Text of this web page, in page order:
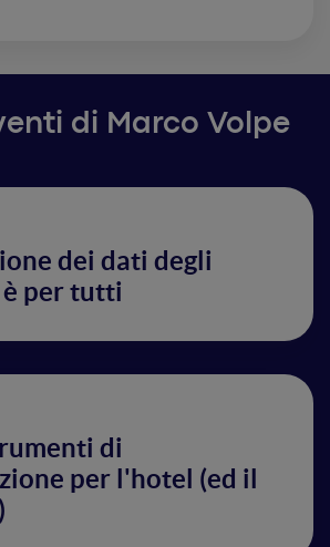
di Marco Volpe
dei dati degli
per tutti
di
per l'hotel (ed il